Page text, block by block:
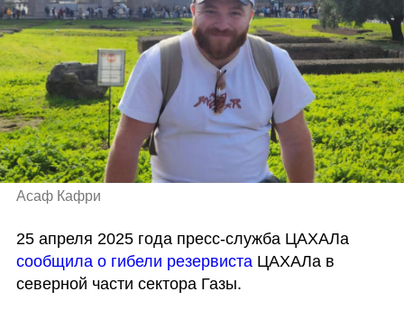
Асаф Кафри
25 апреля 2025 года пресс-служба ЦАХАЛа
сообщила о гибели резервиста ЦАХАЛа в
северной части сектора Газы.